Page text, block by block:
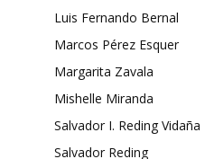
Luis Fernando Bernal
Marcos Pérez Esquer
Margarita Zavala
Mishelle Miranda
Salvador I. Reding Vidaña
Salvador Reding